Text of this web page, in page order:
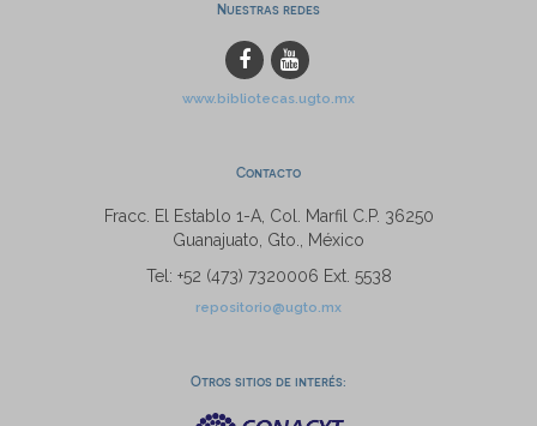
Nuestras redes
www.bibliotecas.ugto.mx
Contacto
Fracc. El Establo 1-A, Col. Marfil C.P. 36250
Guanajuato, Gto., México
Tel: +52 (473) 7320006 Ext. 5538
repositorio@ugto.mx
Otros sitios de interés: